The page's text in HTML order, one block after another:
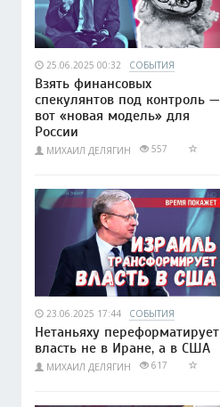
25.06.2025 00:32 СОБЫТИЯ
Взять финансовых
спекулянтов под контроль —
вот «новая модель» для
России
МИХАИЛ ДЕЛЯГИН 557
23.06.2025 17:44 СОБЫТИЯ
Нетаньяху переформатирует
власть не в Иране, а в США
МИХАИЛ ДЕЛЯГИН 617